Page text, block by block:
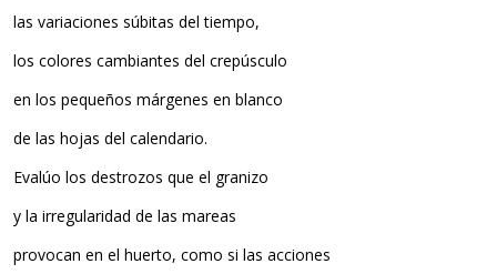
las variaciones súbitas del tiempo,
los colores cambiantes del crepúsculo
en los pequeños márgenes en blanco
de las hojas del calendario.
Evalúo los destrozos que el granizo
y la irregularidad de las mareas
provocan en el huerto, como si las acciones